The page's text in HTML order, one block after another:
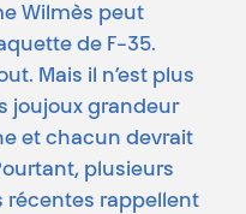
Wilmès peut
de F-35.
Mais il n’est plus
joujoux grandeur
et chacun devrait
plusieurs
récentes rappellent